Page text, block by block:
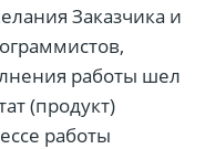
Заказчика и
работы шел
(продукт)
работы